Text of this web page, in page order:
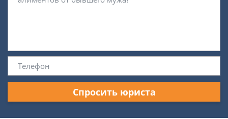
Спросить юриста